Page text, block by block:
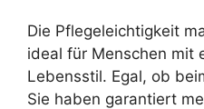
Die Pflegeleichtigkeit
ideal für Menschen mit
Lebensstil. Egal, ob
Sie haben garantiert